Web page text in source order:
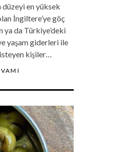
en yüksek
İngiltere’ye göç
ya da Türkiye’deki
yaşam giderleri ile
kişiler…